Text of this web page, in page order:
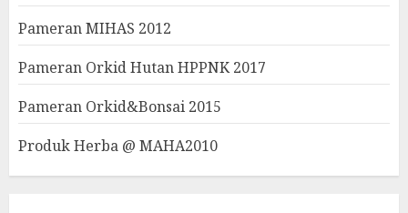
Pameran MIHAS 2012
Pameran Orkid Hutan HPPNK 2017
Pameran Orkid&Bonsai 2015
Produk Herba @ MAHA2010